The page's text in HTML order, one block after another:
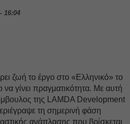
16:04
ζωή το έργο στο «Ελληνικό» το
γίνει πραγματικότητα. Με αυτή
της LAMDA Development
τη σημερινή φάση
ανάπλασης που βρίσκεται